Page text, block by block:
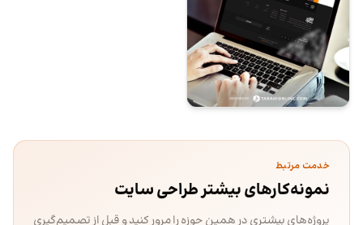
خدمت مرتبط
نمونه‌کارهای بیشتر طراحی سایت
پروژه‌های بیشتری در همین حوزه را مرور کنید و قبل از تصمیم‌گیری